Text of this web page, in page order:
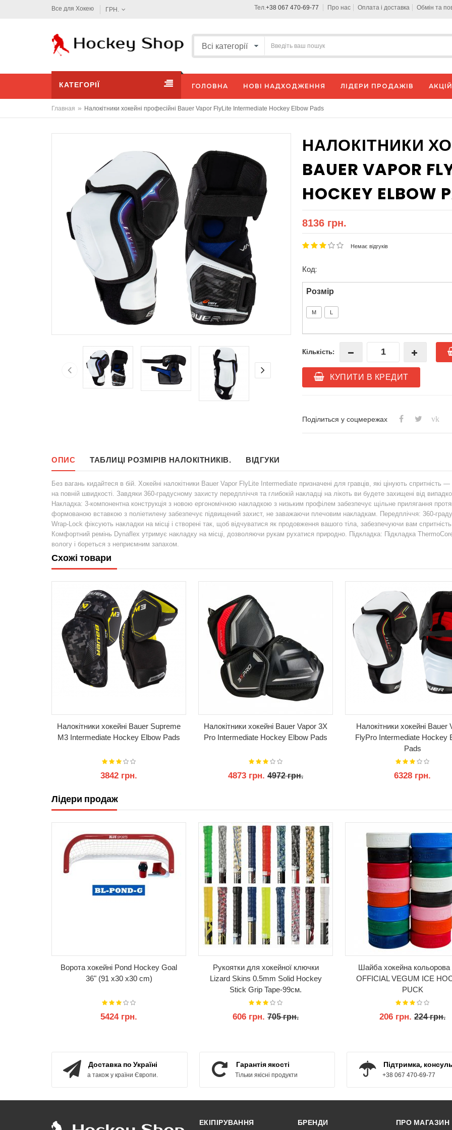
Все для Хокею ГРН. Тел.+38 067 470-69-77 Про нас Оплата і доставка Обмін та
КАТЕГОРІЇ ГОЛОВНА НОВІ НАДХОДЖЕННЯ ЛІДЕРИ ПРОДАЖІВ
Главная » Налокітники хокейні професійні Bauer Vapor FlyLite Intermediate Hockey Elbow Pads
НАЛОКІТНИКИ
BAUER VAPOR
HOCKEY ELBOW
8136 грн.
Немає відгуків
Код:
Розмір
M L
Кількість:
КУПИТИ В КРЕДИТ
Поділиться у соцмережах vk
ОПИС ТАБЛИЦІ РОЗМІРІВ НАЛОКІТНИКІВ. ВІДГУКИ
Без вагань кидайтеся в бій. Хокейні налокітники Bauer Vapor FlyLite Intermediate призначені для гравців, які цінують
на повній швидкості. Завдяки 360-градусному захисту передпліччя та глибокій накладці на лікоть ви будете захищені від
Накладка: 3-компонентна конструкція з новою ергономічною накладкою з низьким профілем забезпечує щільне прилягання
формованою вставкою з поліетилену забезпечує підвищений захист, не заважаючи плечовим накладкам. Передпліччя: 360-
Wrap-Lock фіксують накладки на місці і створені так, щоб відчуватися як продовження вашого тіла, забезпечуючи вам
Комфортний ремінь Dynaflex утримує накладку на місці, дозволяючи рукам рухатися природно. Підкладка: Підкладка
вологу і бореться з неприємним запахом.
Схожі товари
Налокітники хокейні Bauer Supreme
M3 Intermediate Hockey Elbow Pads
3842 грн.
Налокітники хокейні Bauer Vapor 3Х
Pro Intermediate Hockey Elbow Pads
4873 грн. 4972 грн.
Налокітники хокейні Bauer
FlyPro Intermediate Hockey
Pads
6328 грн.
Лідери продаж
Ворота хокейні Pond Hockey Goal
36" (91 x30 x30 cm)
5424 грн.
Рукоятки для хокейної ключки
Lizard Skins 0.5mm Solid Hockey
Stick Grip Tape-99см.
606 грн. 705 грн.
Шайба хокейна кольорова
OFFICIAL VEGUM ICE
PUCK
206 грн. 224 грн.
Доставка по Україні
а також у країни Європи.
Гарантія якості
Тільки якісні продукти
Підтримка,
+38 067 470-69-77
ЕКІПІРУВАННЯ БРЕНДИ ПРО МАГАЗИН